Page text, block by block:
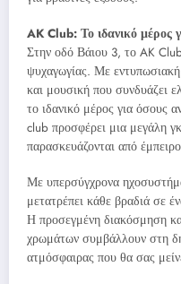
AK Club: Το ιδανικό μέρος
Στην οδό Βάιου 3, το AK
ψυχαγωγίας. Με
και μουσική που συνδυάζει
το ιδανικό μέρος για όσους
club προσφέρει μια μεγάλη
παρασκευάζονται από
Με υπερσύγχρονα
μετατρέπει κάθε βραδιά σε
Η προσεγμένη διακόσμηση
χρωμάτων συμβάλλουν στη
ατμόσφαιρας που θα σας